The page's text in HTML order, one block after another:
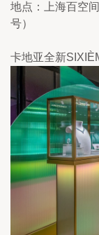
地点：上海百空
号）
卡地亚全新